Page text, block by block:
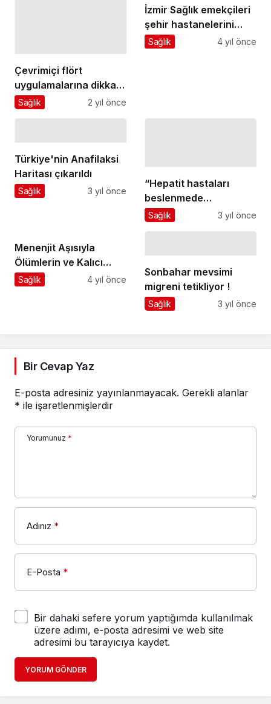
Çevrimiçi flört
uygulamalarına dikkat!
Flört uygulamalarında
Sağlık 2 yıl önce
İzmir Sağlık emekçileri
şehir hastanelerini
konuştu
Sağlık 4 yıl önce
Türkiye'nin Anafilaksi
Haritası çıkarıldı
Sağlık 3 yıl önce
“Hepatit hastaları
beslenmede
karaciğerlerini
Sağlık 3 yıl önce
Menenjit Aşısıyla
Ölümlerin ve Kalıcı
Hasarların Önüne
Sağlık 4 yıl önce
Sonbahar mevsimi
migreni tetikliyor !
Sağlık 3 yıl önce
Bir Cevap Yaz
E-posta adresiniz yayınlanmayacak. Gerekli alanlar
* ile işaretlenmişlerdir
Yorumunuz *
Adınız *
E-Posta *
Bir dahaki sefere yorum yaptığımda kullanılmak
üzere adımı, e-posta adresimi ve web site
adresimi bu tarayıcıya kaydet.
YORUM GÖNDER